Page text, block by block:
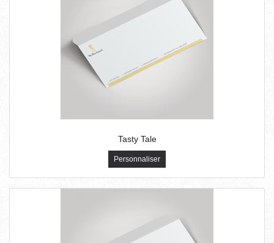
Tasty Tale
Personnaliser